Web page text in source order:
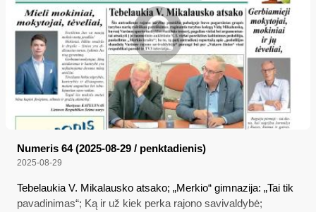
Numeris 64 (2025-08-29 / penktadienis)
2025-08-29
Tebelaukia V. Mikalausko atsako; „Merkio“ gimnazija: „Tai tik
pavadinimas“; Ką ir už kiek perka rajono savivaldybė;